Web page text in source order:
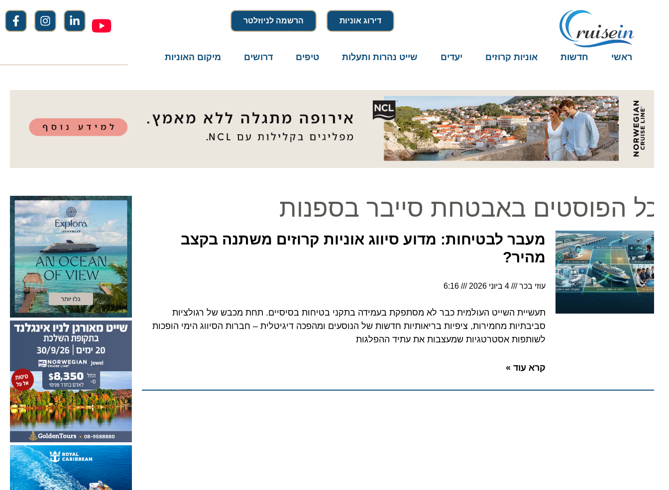
הרשמה לניוזלטר דירוג אוניות
ראשי חדשות אוניות קרוזים יעדים שייט נהרות ותעלות טיפים דרושים מיקום האוניות
הפוסטים באבטחת סייבר בספנות
מעבר לבטיחות: מדוע סיווג אוניות קרוזים משתנה בקצב
מהיר?
עוזי בכר 4 ביוני 2026 6:16
תעשיית השייט העולמית כבר לא מסתפקת בעמידה בתקני בטיחות בסיסיים. תחת מכבש של רגולציות
סביבתיות מחמירות, ציפיות בריאותיות חדשות של הנוסעים ומהפכה דיגיטלית – חברות הסיווג הימי הופכות
לשותפות אסטרטגיות שמעצבות את עתיד ההפלגות
קרא עוד »